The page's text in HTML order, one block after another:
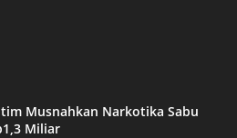
Musnahkan Narkotika Sabu
Miliar